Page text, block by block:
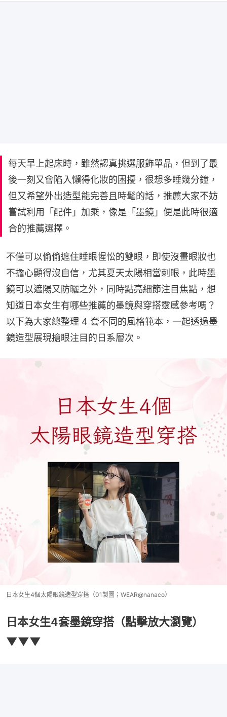
每天早上起床時，雖然認真挑選服飾單品，但到了最
後一刻又會陷入懶得化妝的困擾，很想多睡幾分鐘，
但又希望外出造型能完善且時髦的話，推薦大家不妨
嘗試利用「配件」加乘，像是「墨鏡」便是此時很適
合的推薦選擇。
不僅可以偷偷遮住睡眼惺忪的雙眼，即使沒畫眼妝也
不擔心顯得沒自信，尤其夏天太陽相當刺眼，此時墨
鏡可以遮陽又防曬之外，同時點亮細節注目焦點，想
知道日本女生有哪些推薦的墨鏡與穿搭靈感參考嗎？
以下為大家總整理 4 套不同的風格範本，一起透過墨
鏡造型展現搶眼注目的日系層次。
日本女生4個太陽眼鏡造型穿搭（01製圖；WEAR@nanaco）
日本女生4套墨鏡穿搭（點擊放大瀏覽）
▼▼▼